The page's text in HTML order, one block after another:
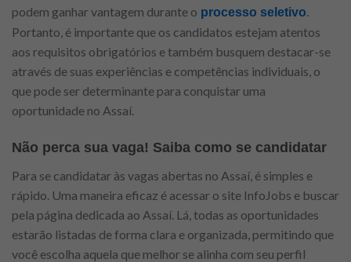
podem ganhar vantagem durante o processo seletivo.
Portanto, é importante que os candidatos estejam atentos
aos requisitos obrigatórios e também busquem destacar-se
através de suas experiências e competências individuais, o
que pode ser determinante para conquistar uma
oportunidade no Assaí.
Não perca sua vaga! Saiba como se candidatar
Para se candidatar às vagas abertas no Assaí, é simples e
rápido. Uma maneira eficaz é acessar o site InfoJobs e buscar
pela página dedicada ao Assaí. Lá, todas as oportunidades
estarão listadas de forma clara e organizada, permitindo que
você escolha aquela que melhor se alinha com seu perfil